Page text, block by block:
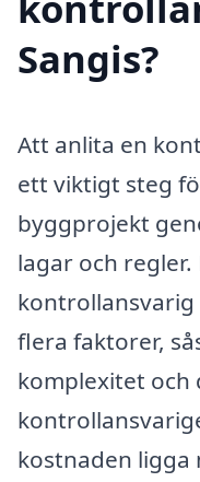
Sangis?
Att anlita en
ett viktigt steg
byggprojekt
lagar och
kontrollansvarig
flera faktorer,
komplexitet och
kostnaden ligga